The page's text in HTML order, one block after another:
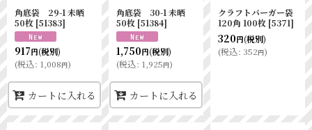
角底袋 29-1 未晒
50枚 [51383]
917円(税別)
(税込: 1,008円)
カートに入れる
角底袋 30-1 未晒
50枚 [51384]
1,750円(税別)
(税込: 1,925円)
カートに入れる
クラフトバーガー袋
120角 100枚 [5371]
320円(税別)
(税込: 352円)